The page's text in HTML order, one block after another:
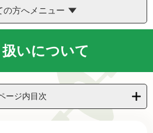
の方へメニュー
いについて
ージ内目次